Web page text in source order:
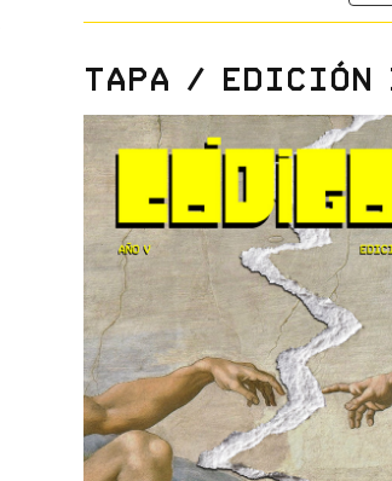
Tapa / Edición